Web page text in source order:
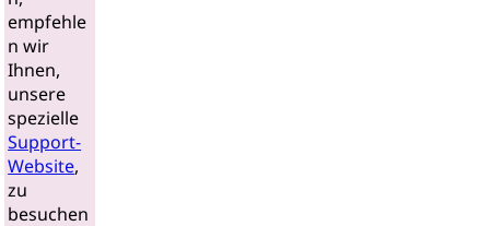
empfehle
n wir
Ihnen,
unsere
spezielle
Support-
Website,
zu
besuchen